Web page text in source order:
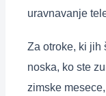
uravnavanje
Za otroke, ki jih
noska, ko ste
zimske